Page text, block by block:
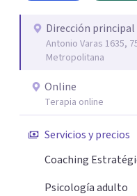
Dirección principal
Antonio Varas 1635,
Metropolitana
Online
Terapia online
Servicios y precios
Coaching
Psicología adulto